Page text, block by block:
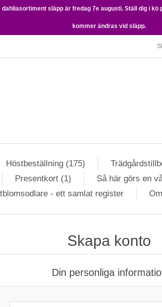
släpp är fredag 7e augusti. Ställ dig i
kommer ändras vid släpp.
Höstbeställning (175)
Presentkort (1) Så här görs en
- ett samlat register
Skapa konto
Din personliga